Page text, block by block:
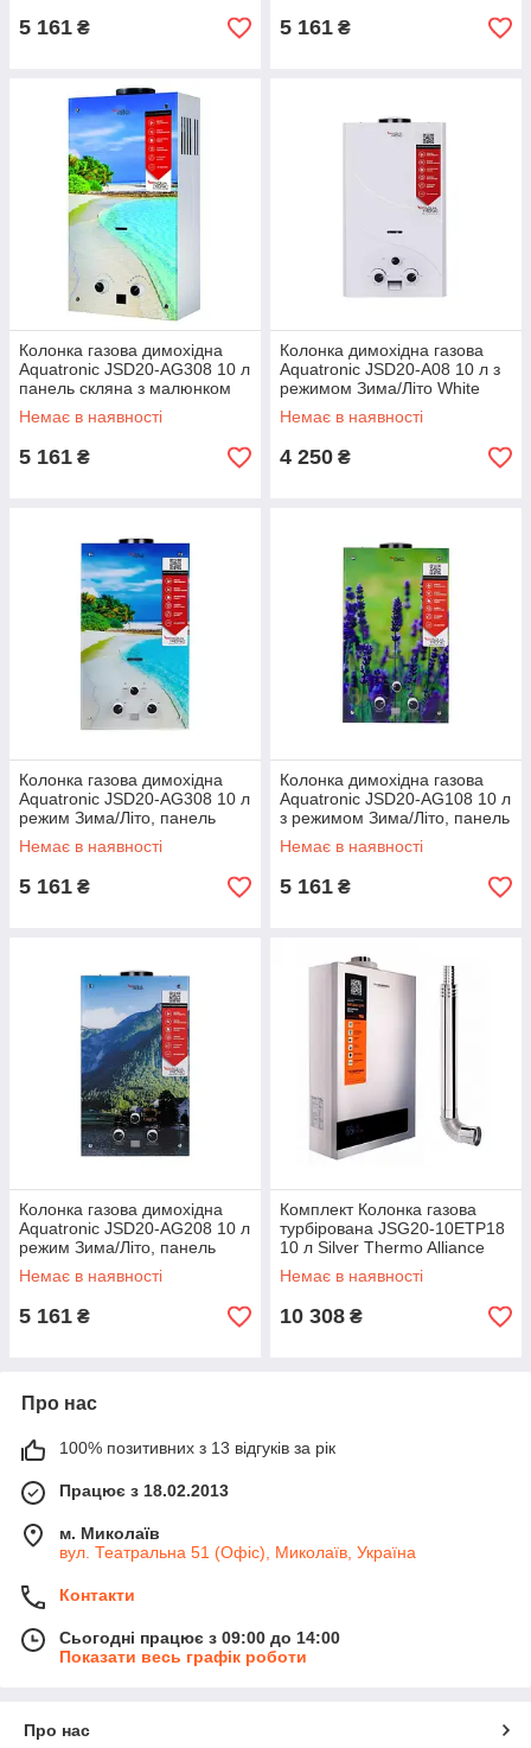
5 161 ₴ 5 161 ₴
Колонка газова димохідна
Aquatronic JSD20-AG308 10 л
панель скляна з малюнком
пляж
Немає в наявності
5 161 ₴
Колонка димохідна газова
Aquatronic JSD20-A08 10 л з
режимом Зима/Літо White
Немає в наявності
4 250 ₴
Колонка газова димохідна
Aquatronic JSD20-AG308 10 л
режим Зима/Літо, панель
скляна з малюнком пляж
Немає в наявності
5 161 ₴
Колонка димохідна газова
Aquatronic JSD20-AG108 10 л
з режимом Зима/Літо, панель
зі скла з малюнком квіти
Немає в наявності
5 161 ₴
Колонка газова димохідна
Aquatronic JSD20-AG208 10 л
режим Зима/Літо, панель
скляна з малюнком гори
Немає в наявності
5 161 ₴
Комплект Колонка газова
турбірована JSG20-10ETP18
10 л Silver Thermo Alliance
+Комплект коаксіальний для
Немає в наявності
10 308 ₴
Про нас
100% позитивних з 13 відгуків за рік
Працює з 18.02.2013
м. Миколаїв
вул. Театральна 51 (Офіс), Миколаїв, Україна
Контакти
Сьогодні працює з 09:00 до 14:00
Показати весь графік роботи
Про нас